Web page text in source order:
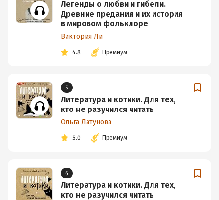
Легенды о любви и гибели.
Древние предания и их история
в мировом фольклоре
Виктория Ли
4.8 Премиум
5
Литература и котики. Для тех,
кто не разучился читать
Ольга Латунова
5.0 Премиум
6
Литература и котики. Для тех,
кто не разучился читать